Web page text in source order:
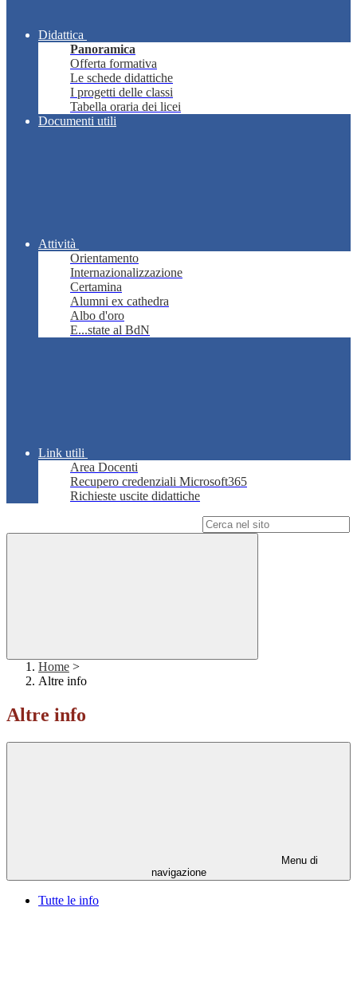
Didattica
Panoramica
Offerta formativa
Le schede didattiche
I progetti delle classi
Tabella oraria dei licei
Documenti utili
Attività
Orientamento
Internazionalizzazione
Certamina
Alumni ex cathedra
Albo d'oro
E...state al BdN
Link utili
Area Docenti
Recupero credenziali Microsoft365
Richieste uscite didattiche
Home >
Altre info
Altre info
Menu di
navigazione
Tutte le info